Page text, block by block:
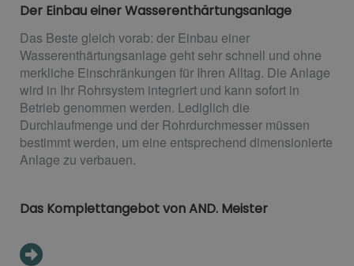
Der Einbau einer Wasserenthärtungsanlage
Das Beste gleich vorab: der Einbau einer
Wasserenthärtungsanlage geht sehr schnell und ohne
merkliche Einschränkungen für Ihren Alltag. Die Anlage
wird in Ihr Rohrsystem integriert und kann sofort in
Betrieb genommen werden. Lediglich die
Durchlaufmenge und der Rohrdurchmesser müssen
bestimmt werden, um eine entsprechend dimensionierte
Anlage zu verbauen.
Das Komplettangebot von AND. Meister